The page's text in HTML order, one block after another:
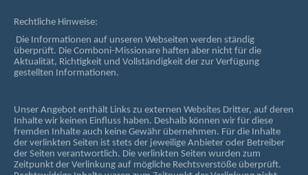
Rechtliche Hinweise:
Die Informationen auf unseren Webseiten werden ständig
überprüft. Die Comboni-Missionare haften aber nicht für die
Aktualität, Richtigkeit und Vollständigkeit der zur Verfügung
gestellten Informationen.
Unser Angebot enthält Links zu externen Websites Dritter, auf deren
Inhalte wir keinen Einfluss haben. Deshalb können wir für diese
fremden Inhalte auch keine Gewähr übernehmen. Für die Inhalte
der verlinkten Seiten ist stets der jeweilige Anbieter oder Betreiber
der Seiten verantwortlich. Die verlinkten Seiten wurden zum
Zeitpunkt der Verlinkung auf mögliche Rechtsverstöße überprüft.